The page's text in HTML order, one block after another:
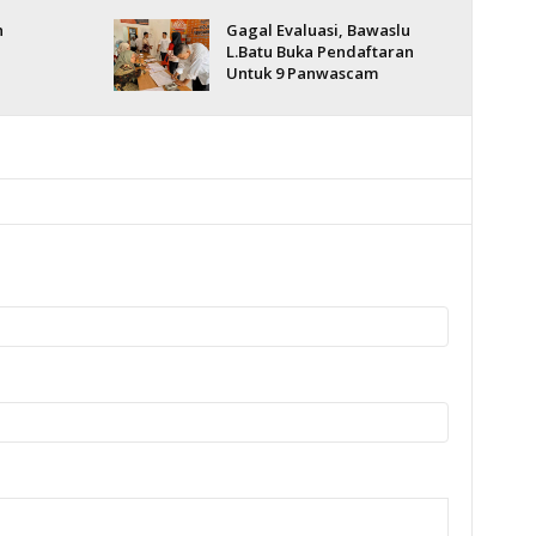
Gagal Evaluasi, Bawaslu
L.Batu Buka Pendaftaran
Untuk 9 Panwascam